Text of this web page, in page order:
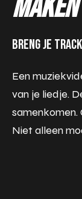
maken
Breng je
Een
van je liedje.
samenkomen.
Niet alleen